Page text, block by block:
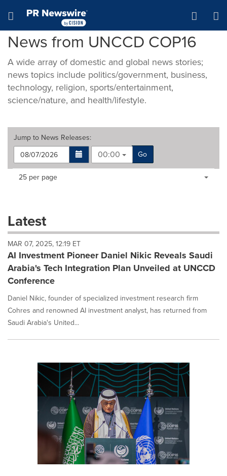
Hamburger menu
News from UNCCD COP16
A wide array of domestic and global news stories;
news topics include politics/government, business,
technology, religion, sports/entertainment,
science/nature, and health/lifestyle.
Jump to News Releases:
00:00
Go
Making
dropdown
will
cause
content
on
this
page
to
News
listings
selected.
Items per page:
25 per page
Latest
MAR 07, 2025, 12:19 ET
AI Investment Pioneer Daniel Nikic Reveals Saudi
Arabia's Tech Integration Plan Unveiled at UNCCD
Conference
Daniel Nikic, founder of specialized investment research firm
Cohres and renowned AI investment analyst, has returned from
Saudi Arabia's United...